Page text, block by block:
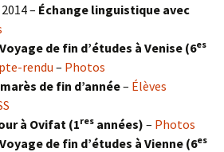
– Échange linguistique avec
Voyage de fin d’études à Venise (6es
rendu – Photos
de fin d’année– Élèves
à Ovifat (1res années) – Photos
Voyage de fin d’études à Vienne (6es